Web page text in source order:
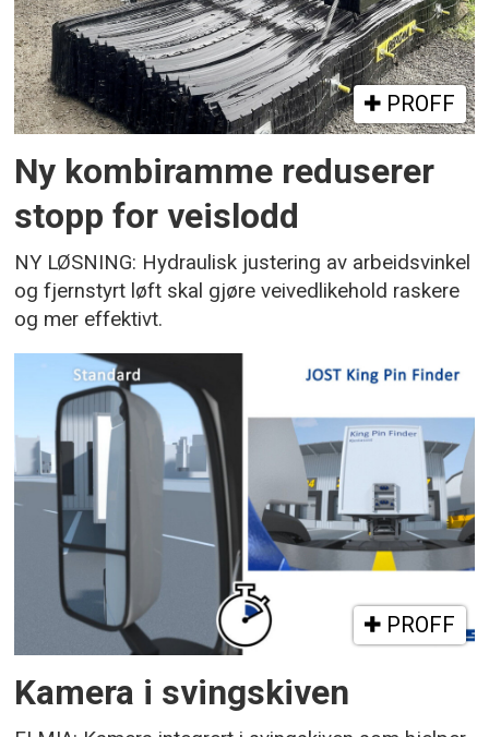
PROFF
Ny kombiramme reduserer
stopp for veislodd
NY LØSNING: Hydraulisk justering av arbeidsvinkel
og fjernstyrt løft skal gjøre veivedlikehold raskere
og mer effektivt.
PROFF
Kamera i svingskiven